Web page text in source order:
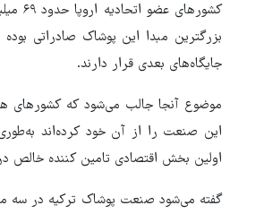
جایگاه‌های بعدی قرار دارند.
موضوع آنجا جالب می‌شود که کشورهای
این صنعت را از آن خود کرده‌اند
اولین بخش اقتصادی تامین کننده خالص